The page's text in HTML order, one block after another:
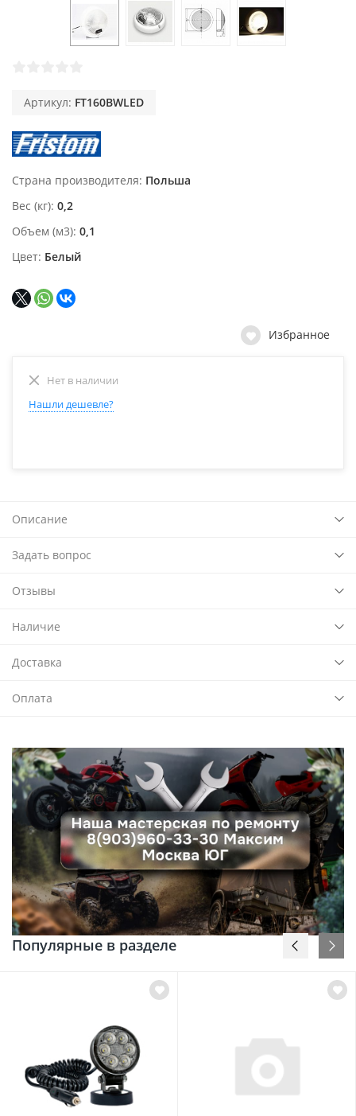
Артикул: FT160BWLED
Страна производителя Польша
Вес (кг) 0,2
Объем (м3) 0,1
Цвет Белый
Избранное
Нет в наличии
Нашли дешевле?
Описание
Задать вопрос
Отзывы
Наличие
Доставка
Оплата
Популярные в разделе